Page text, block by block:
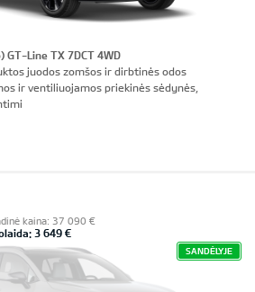
GT-Line TX 7DCT 4WD
juodos zomšos ir dirbtinės odos
ir ventiliuojamos priekinės sėdynės,
kaina: 37 090 €
3 649 €
SANDĖLYJE